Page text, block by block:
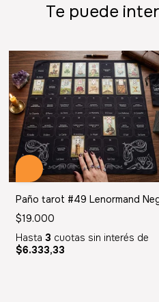
Te puede
Paño tarot #49 Lenormand
$19.000
Hasta 3 cuotas sin interés de
$6.333,33